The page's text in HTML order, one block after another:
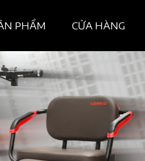
PHẨM CỬA HÀNG